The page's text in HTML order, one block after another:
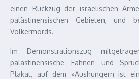
einen Rückzug der israelischen
palästinensischen Gebieten, und
Völkermords.
Im Demonstrationszug
palästinensische Fahnen und
Plakat, auf dem »Aushungern ist